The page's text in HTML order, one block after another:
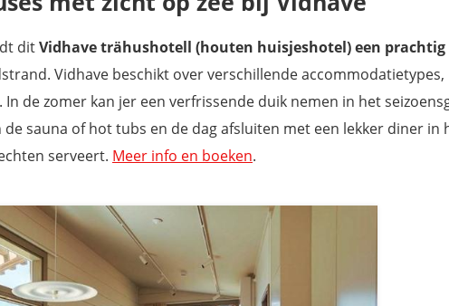
ditVidhave trähushotell (houten huisjeshotel) een
Vidhave beschikt over verschillende accommodatietypes,
de zomer kan jer een verfrissende duik nemen in het
sauna of hot tubs en de dag afsluiten met een lekker diner in
serveert. Meer info en boeken.